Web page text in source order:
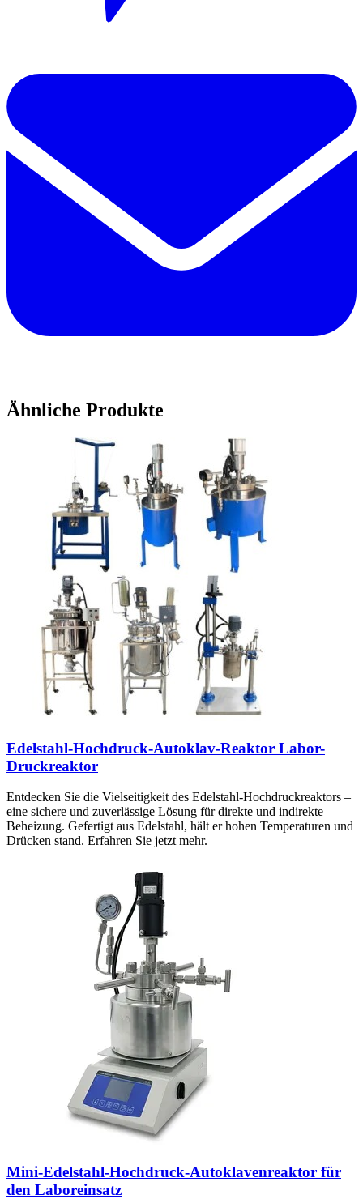
Ähnliche Produkte
Edelstahl-Hochdruck-Autoklav-Reaktor Labor-
Druckreaktor
Entdecken Sie die Vielseitigkeit des Edelstahl-Hochdruckreaktors –
eine sichere und zuverlässige Lösung für direkte und indirekte
Beheizung. Gefertigt aus Edelstahl, hält er hohen Temperaturen und
Drücken stand. Erfahren Sie jetzt mehr.
Mini-Edelstahl-Hochdruck-Autoklavenreaktor für
den Laboreinsatz